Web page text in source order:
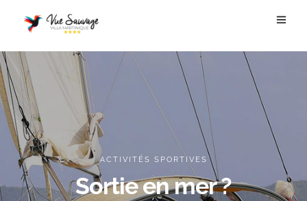
ACTIVITÉS SPORTIVES
Sortie en mer ?